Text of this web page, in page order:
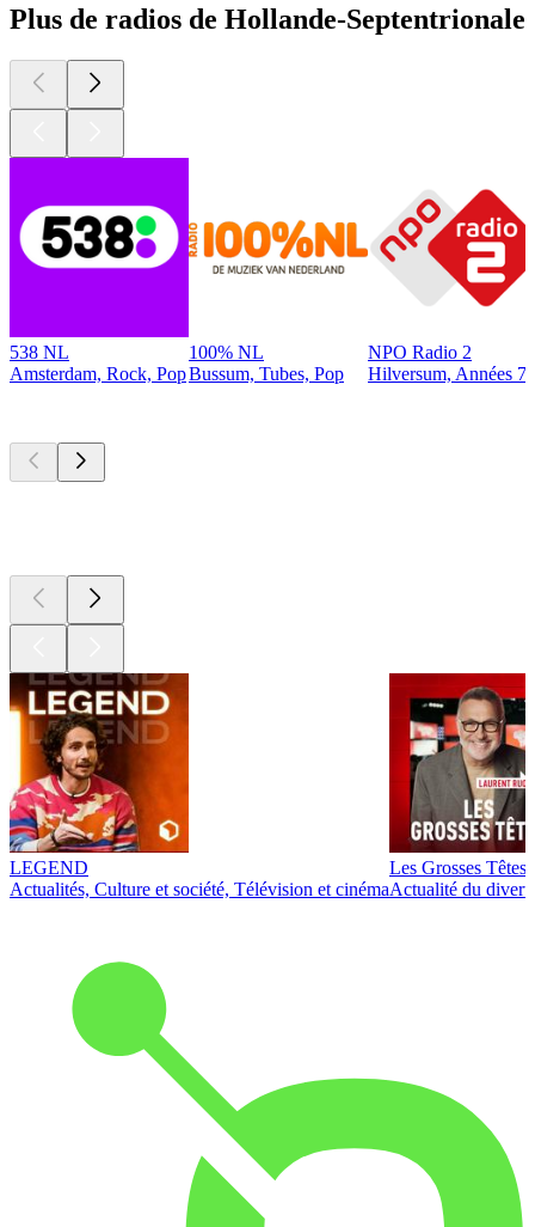
Plus de radios de Hollande-Septentrionale
538 NL
Amsterdam, Rock, Pop
100% NL
Bussum, Tubes, Pop
NPO Radio 2
Hilversum, Années
LEGEND
Actualités, Culture et société, Télévision et cinéma
Les Grosses Têtes
Actualité du